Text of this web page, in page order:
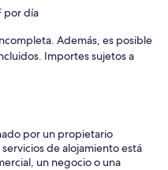
por día
Además, es posible
Importes sujetos a
por un propietario
de alojamiento está
un negocio o una